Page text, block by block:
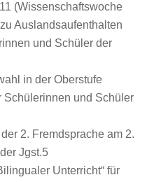
(Wissenschaftswoche
Auslandsaufenthalten
und Schüler der
in der Oberstufe
Schülerinnen und Schüler
2. Fremdsprache am 2.
Jgst.5
Unterricht“ für